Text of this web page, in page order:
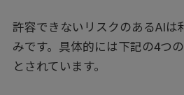
許容できないリスクのあるAIは
みです。具体的には下記の4つ
とされています。